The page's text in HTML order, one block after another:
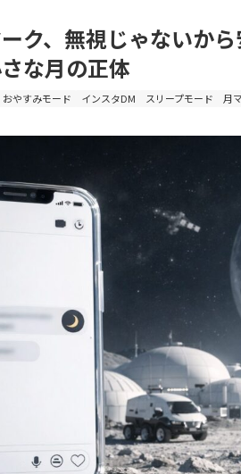
ク、無視じゃないか
な月の正体
おやすみモード インスタDM スリープモード 月